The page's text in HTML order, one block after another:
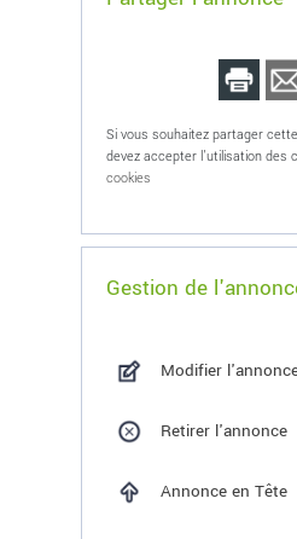
Si vous souhaitez partager
devez accepter l'utilisation des
cookies
Gestion de
Modifier
Retirer l'annonce
Annonce en Tête